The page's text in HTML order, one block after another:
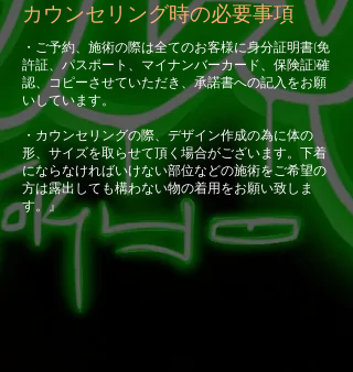
カウンセリング時の必要事項
・ご予約、施術の際は全てのお客様に身分証明書(免
許証、パスポート、マイナンバーカード、保険証)確
認、コピーさせていただき、承諾書への記入をお願
いしています。
・カウンセリングの際、デザイン作成の為に体の
形、サイズを取らせて頂く場合がございます。下着
にならなければいけない部位などの施術をご希望の
方は露出しても構わない物の着用をお願い致しま
す。』